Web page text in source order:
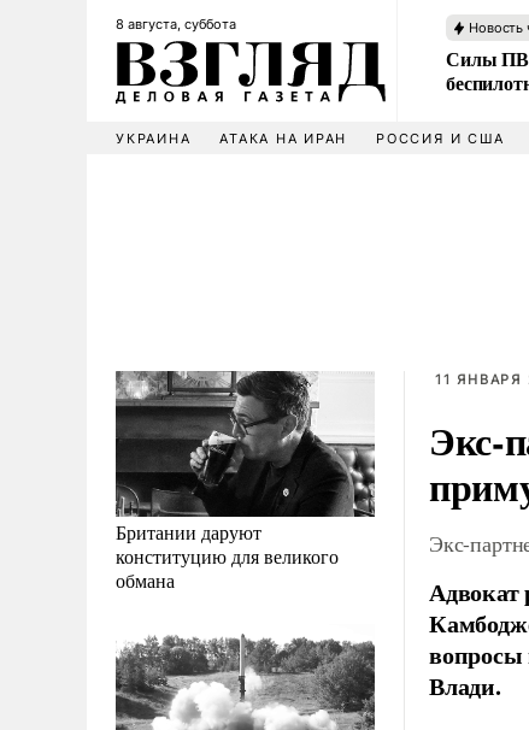
8 августа, суббота Новость
Силы
УКРАИНА АТАКА НА ИРАН РОССИЯ И США
Британии даруют
конституцию для великого
обмана
11 ЯНВАРЯ
Экс-
Экс-
Адвокат
вопросы
Влади.